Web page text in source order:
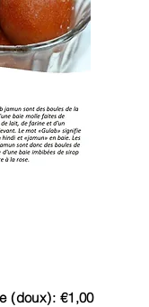
(doux): €1,00